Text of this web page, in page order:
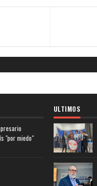
"por miedo"
ULTIMOS